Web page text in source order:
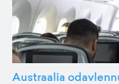
Austraalia